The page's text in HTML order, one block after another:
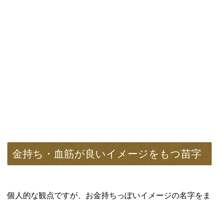
金持ち・血筋が良いイメージをもつ苗字
個人的な観点ですが、お金持ちっぽいイメージの名字をま